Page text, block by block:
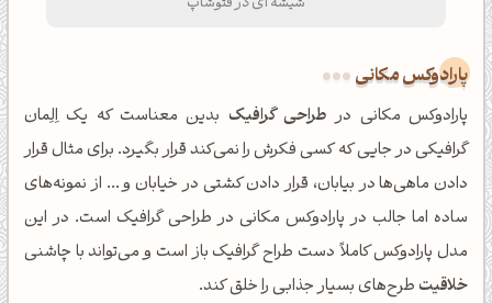
پارادوکس مکانی
پارادوکس مکانی در طراحی گرافیک بدین معناست که یک اِلِمان
گرافیکی در جایی که کسی فکرش را نمی‌کند قرار بگیرد. برای مثال قرار
دادن ماهی‌ها در بیابان، قرار دادن کشتی در خیابان و ... از نمونه‌های
ساده اما جالب در پارادوکس مکانی در طراحی گرافیک است. در این
مدل پارادوکس کاملاً دست طراح گرافیک باز است و می‌تواند با چاشنی
خلاقیتطرح‌های بسیار جذابی را خلق کند.